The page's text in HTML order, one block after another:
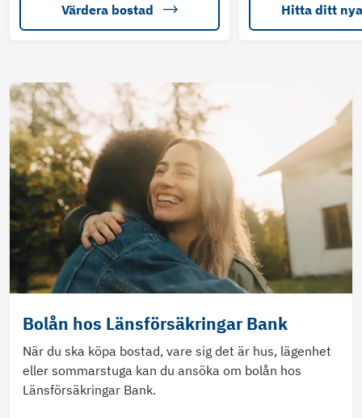
Värdera bostad Hitta ditt
Bolån hos Länsförsäkringar Bank
När du ska köpa bostad, vare sig det är hus, lägenhet
eller sommarstuga kan du ansöka om bolån hos
Länsförsäkringar Bank.